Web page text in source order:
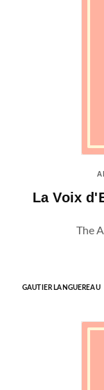
La Voix
The
GAUTIER LANGUEREAU